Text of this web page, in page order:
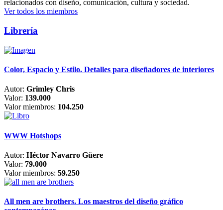
relacionados con diseño, comunicación, cultura y sociedad.
Ver todos los miembros
Librería
Color, Espacio y Estilo. Detalles para diseñadores de interiores
Autor: Grimley Chris
Valor: 139.000
Valor miembros: 104.250
WWW Hotshops
Autor: Héctor Navarro Güere
Valor: 79.000
Valor miembros: 59.250
All men are brothers. Los maestros del diseño gráfico